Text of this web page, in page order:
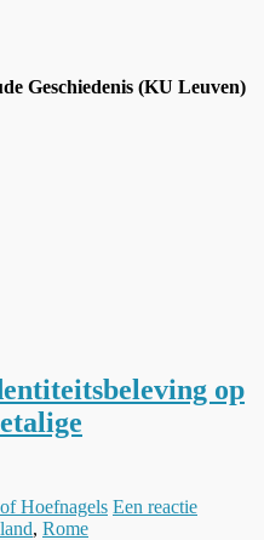
Geschiedenis (KU Leuven)
Hoefnagels Een reactie
, Rome